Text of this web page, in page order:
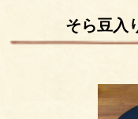
そら豆入